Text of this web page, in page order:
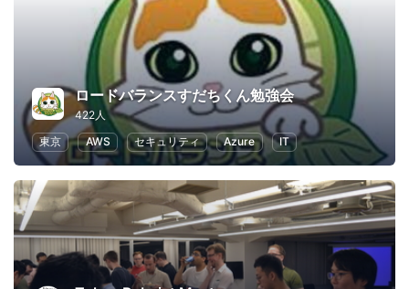
ロードバランスすだちくん勉強会
422人
東京
AWS セキュリティ Azure IT